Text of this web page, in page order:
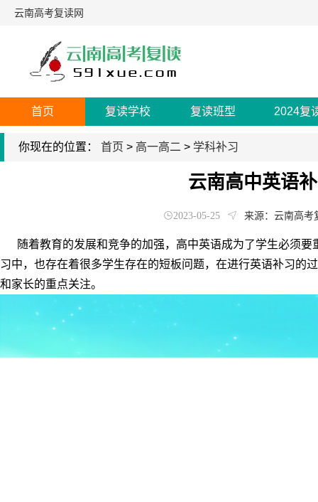
云南高考复读网
首页 复读学校 复读班型 2024复
你现在的位置： 首页 > 高一高二 > 学科补习
云南高中英语
2023-05-25 来源：云南高考
随着教育的发展和竞争的加强，高中英语成为了学生必须要
习中，也存在着很多学生存在的短板问题，在进行英语补习的
和家长的重点关注。